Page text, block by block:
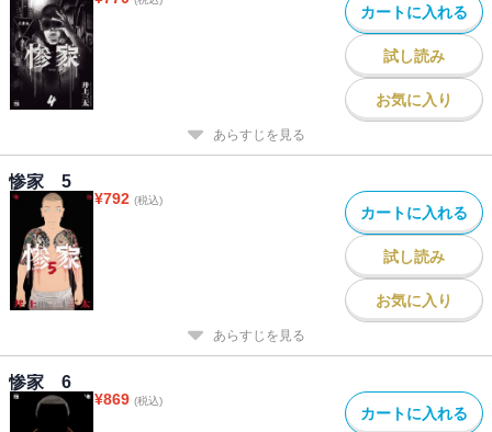
カートに入れる
試し読み
お気に入り
あらすじを見る
惨家 5
¥792 (税込)
カートに入れる
試し読み
お気に入り
あらすじを見る
惨家 6
¥869 (税込)
カートに入れる